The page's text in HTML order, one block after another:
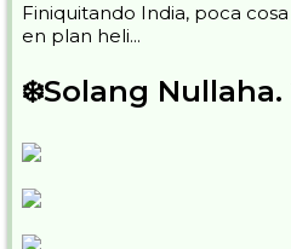
Finiquitando India, poca
en plan heli...
❄️Solang Nullaha.